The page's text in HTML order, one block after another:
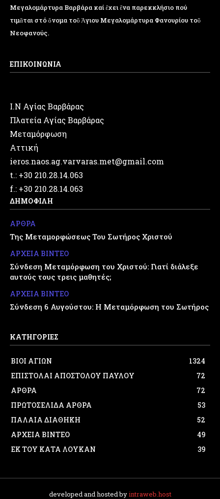
Μεγαλομάρτυρα Βαρβάρα καί ἔχει ἕνα παρεκκλήσιο πού
τιμᾶται στό ὄνομα τοῦ Ἁγιου Μεγαλομάρτυρα Φανουρίου τοῦ
Νεοφανούς.
ΕΠΙΚΟΙΝΩΝΙΑ
Ι.Ν Αγίας Βαρβάρας
Πλατεία Αγίας Βαρβάρας
Μεταμόρφωση
Αττική
ieros.naos.ag.varvaras.met@gmail.com
t.: +30 210.28.14.063
f.: +30 210.28.14.063
ΔΗΜΟΦΙΛΗ
ΑΡΘΡΑ
Της Μεταμορφώσεως Του Σωτήρος Χριστού
ΑΡΧΕΙΑ ΒΙΝΤΕΟ
Σύνδεση Μεταμόρφωση του Χριστού: Γιατί διάλεξε
αυτούς τους τρεις μαθητές;
ΑΡΧΕΙΑ ΒΙΝΤΕΟ
Σύνδεση 6 Αυγούστου: Η Μεταμόρφωση του Σωτήρος
ΚΑΤΗΓΟΡΙΕΣ
ΒΙΟΙ ΑΓΙΩΝ
1324
ΕΠΙΣΤΟΛΑΙ ΑΠΟΣΤΟΛΟΥ ΠΑΥΛΟΥ
72
ΑΡΘΡΑ
72
ΠΡΩΤΟΣΕΛΙΔΑ ΑΡΘΡΑ
53
ΠΑΛΑΙΑ ΔΙΑΘΗΚΗ
52
ΑΡΧΕΙΑ ΒΙΝΤΕΟ
49
ΕΚ ΤΟΥ ΚΑΤΑ ΛΟΥΚΑΝ
39
developed and hosted byintraweb.host